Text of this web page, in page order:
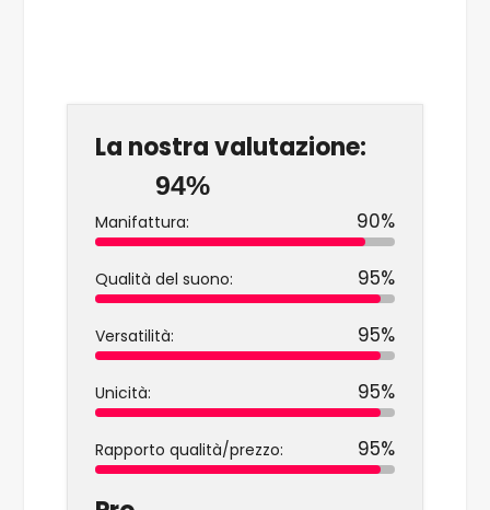
La nostra valutazione:
94%
Manifattura: 90%
Qualità del suono: 95%
Versatilità: 95%
Unicità: 95%
Rapporto qualità/prezzo: 95%